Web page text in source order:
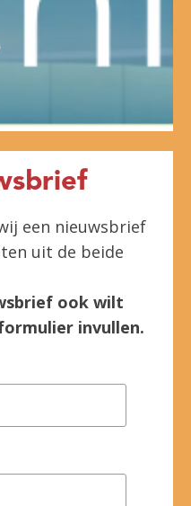
een nieuwsbrief
uit de beide
ook wilt
invullen.